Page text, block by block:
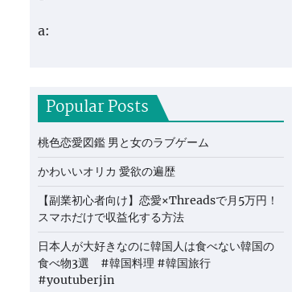
a:
Popular Posts
桃色恋愛図鑑 男と女のラブゲーム
かわいいオリカ 愛欲の遍歴
【副業初心者向け】恋愛×Threadsで月5万円！
スマホだけで収益化する方法
日本人が大好きなのに韓国人は食べない韓国の
食べ物3選 #韓国料理 #韓国旅行
#youtuberjin